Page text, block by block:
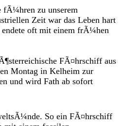
fÃ¼hren zu unserem
Zeit war das Leben hart
endete oft mit einem frÃ¼hen
FÃ¤hrschiff aus
Montag in Kelheim zur
und wird Fath ab sofort
So ein FÃ¤hrschiff